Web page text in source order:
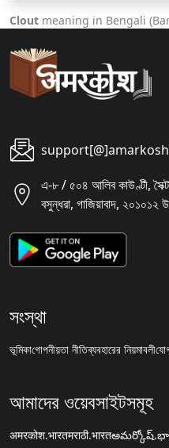
Clout meaning in Bengali
এ-৮ / ৫০৪ আলিব কাউণ্টী,
বসুন্ধরা, গাজিয়াবাদ,
সংস্থা
ভূমিকাগোপনীয়তা নীতিব্যবহারের নিয়মাবলী
আমাদের ওয়েবসাইটসমূহ
अमरकोश.भारतमराठी.भारत